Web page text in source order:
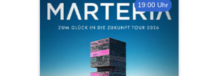
19:00 Uhr